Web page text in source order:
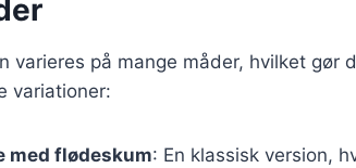
varieres på mange måder, hvilket gør
variationer:
med flødeskum: En klassisk version,